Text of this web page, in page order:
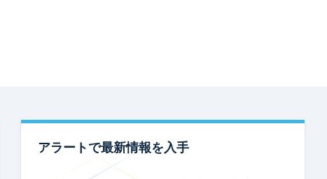
アラートで最新情報を入手